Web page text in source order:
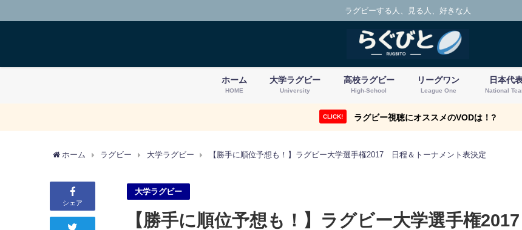
ラグビーする人、見る人、好きな人
ホーム
HOME
大学ラグビー
University
高校ラグビー
High-School
リーグワン
League One
日本代
National
CLICK! ラグビー視聴にオススメのVODは！?
ホーム ラグビー 大学ラグビー 【勝手に順位予想も！】ラグビー大学選手権2017 日程＆トーナメント表決定
シェア
大学ラグビー
【勝手に順位予想も！】ラグビー大学選手権